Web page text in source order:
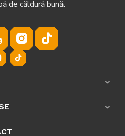
de căldură bună.